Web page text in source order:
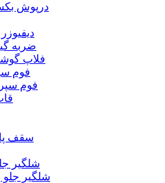
درپوش
ضربه
فلاپ
فوم
فوم
سقف
شلگیر
شلگیر